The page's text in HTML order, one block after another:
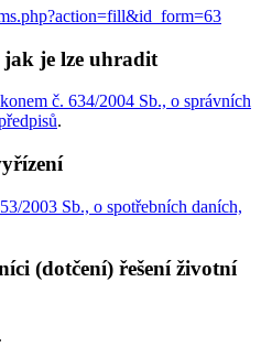
je lze uhradit
č. 634/2004 Sb., o správních
.
2003 Sb., o spotřebních daních,
(dotčení) řešení životní